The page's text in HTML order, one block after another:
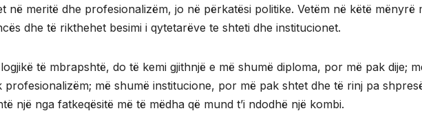
në meritë dhe profesionalizëm, jo në përkatësi politike. Vetëm në këtë mënyrë
dhe të rikthehet besimi i qytetarëve te shteti dhe institucionet.
të mbrapshtë, do të kemi gjithnjë e më shumë diploma, por më pak dije;
më shumë institucione, por më pak shtet dhe të rinj pa
një nga fatkeqësitë më të mëdha që mund t’i ndodhë një kombi.